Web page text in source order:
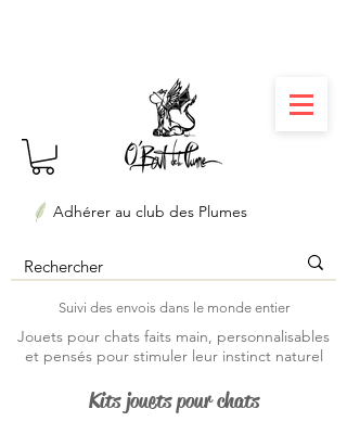
Suivi des envois dans le monde entier
Adhérer au club des Plumes
Jouets pour chats faits main, personnalisables
et pensés pour stimuler leur instinct naturel
Kits jouets pour chats